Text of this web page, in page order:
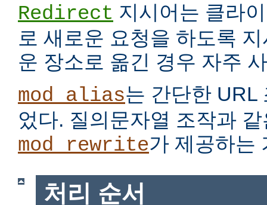
Redirect 지시어는 클라
로 새로운 요청을 하도록
운 장소로 옮긴 경우 자주
mod_alias는 간단한 URL
었다. 질의문자열 조작과
mod_rewrite가 제공하는
처리 순서